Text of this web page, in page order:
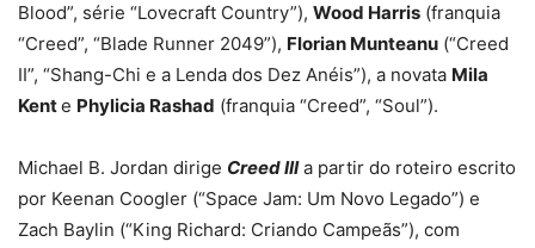
Blood”, série “Lovecraft Country”), Wood Harris (franquia
“Creed”, “Blade Runner 2049”), Florian Munteanu (“Creed
II”, “Shang-Chi e a Lenda dos Dez Anéis”), a novata Mila
Kente Phylicia Rashad (franquia “Creed”, “Soul”).
Michael B. Jordan dirige Creed IIIa partir do roteiro escrito
por Keenan Coogler (“Space Jam: Um Novo Legado”) e
Zach Baylin (“King Richard: Criando Campeãs”), com